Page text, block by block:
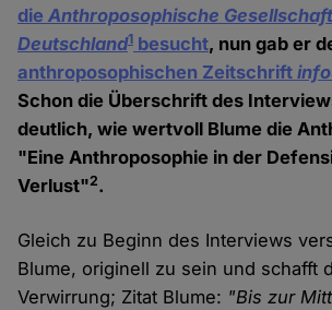
dieAnthroposophische
Deutschland1 besucht, nun gab er
anthroposophischen Zeitschrift
Schon die Überschrift des
deutlich, wie wertvoll Blume die
"Eine Anthroposophie in der
Verlust"2.
Gleich zu Beginn des Interviews
Blume, originell zu sein und schafft
Verwirrung; Zitat Blume: "Bis zur